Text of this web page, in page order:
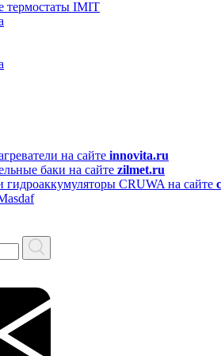
термостаты IMIT
на сайте innovita.ru
баки на сайте zilmet.ru
CRUWA на сайте